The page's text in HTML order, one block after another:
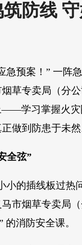
防线
急预案！” 一阵
专卖局（分
学习掌握火灾
做到防患于未然
全弦”
小的插线板过
市烟草专卖局
消防安全课。